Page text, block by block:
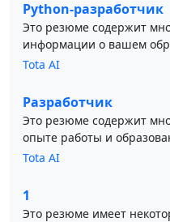
Python-разработчик
Это резюме содержит
информации о вашем
Tota AI
Разработчик
Это резюме содержит
опыте работы и
Tota AI
1
Это резюме имеет